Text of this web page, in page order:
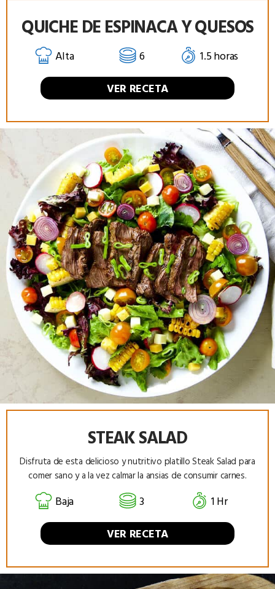
QUICHE DE ESPINACA Y QUESOS
Alta 6
1.5 horas
VER RECETA
STEAK SALAD
Disfruta de esta delicioso y nutritivo platillo Steak Salad para
comer sano y a la vez calmar la ansias de consumir carnes.
Baja 3
1 Hr
VER RECETA